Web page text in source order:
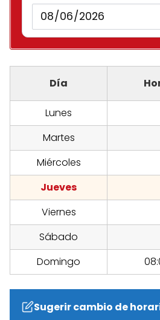
Día
Lunes
Martes
Miércoles
Jueves
Viernes
Sábado
Domingo
Sugerir cambio de